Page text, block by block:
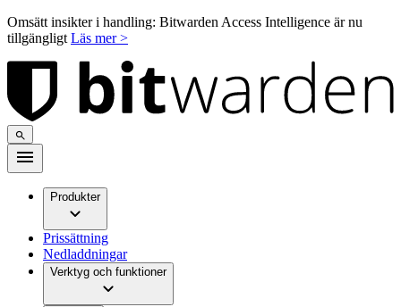
Omsätt insikter i handling: Bitwarden Access Intelligence är nu
tillgängligt Läs mer >
Produkter
Prissättning
Nedladdningar
Verktyg och funktioner